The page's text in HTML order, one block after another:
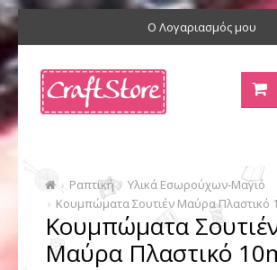
Ο Λογαριασμός μου
Ραπτική
Υλικά Εσωρούχων-Μαγιό
Κουμπώματα Σουτιέν Μαύρα Πλαστικό
Κουμπώματα
Μαύρα Πλαστικό